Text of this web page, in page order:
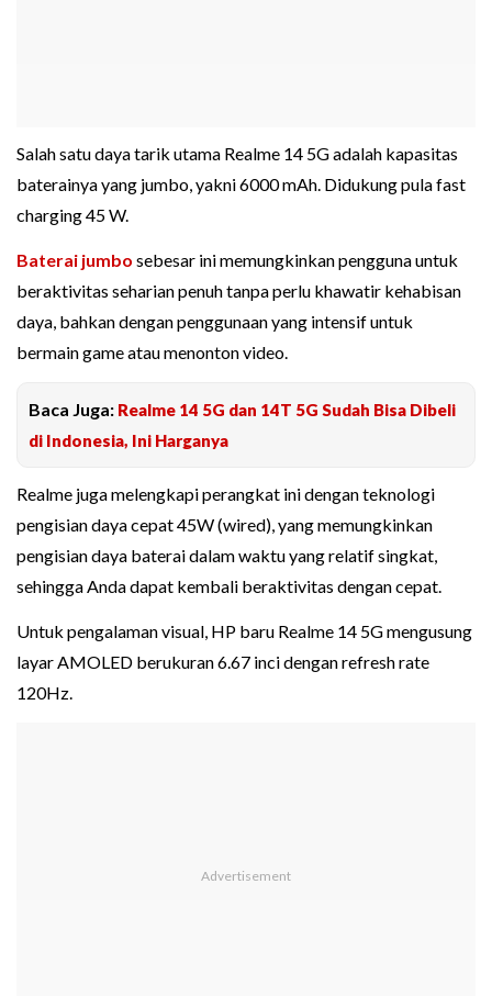
Salah satu daya tarik utama Realme 14 5G adalah kapasitas
baterainya yang jumbo, yakni 6000 mAh. Didukung pula fast
charging 45 W.
Baterai jumbo sebesar ini memungkinkan pengguna untuk
beraktivitas seharian penuh tanpa perlu khawatir kehabisan
daya, bahkan dengan penggunaan yang intensif untuk
bermain game atau menonton video.
Baca Juga: Realme 14 5G dan 14T 5G Sudah Bisa Dibeli
di Indonesia, Ini Harganya
Realme juga melengkapi perangkat ini dengan teknologi
pengisian daya cepat 45W (wired), yang memungkinkan
pengisian daya baterai dalam waktu yang relatif singkat,
sehingga Anda dapat kembali beraktivitas dengan cepat.
Untuk pengalaman visual, HP baru Realme 14 5G mengusung
layar AMOLED berukuran 6.67 inci dengan refresh rate
120Hz.